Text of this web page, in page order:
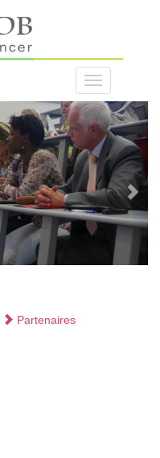
Partenaires